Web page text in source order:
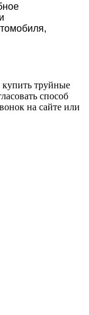
купить труйные
способ
на сайте или